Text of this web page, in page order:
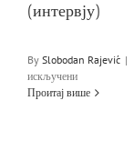
(интервју)
By Slobodan Rajević |
искљученина
Македонска
Проитај више